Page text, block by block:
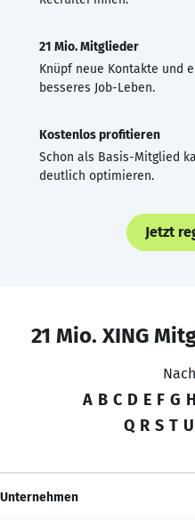
21 Mio. Mitglieder
Knüpf neue Kontakte und
besseres Job-Leben.
Kostenlos profitieren
Schon als Basis-Mitglied
deutlich optimieren.
Jetzt
21 Mio. XING
A B C D E F G H
Q R S T U
Unternehmen